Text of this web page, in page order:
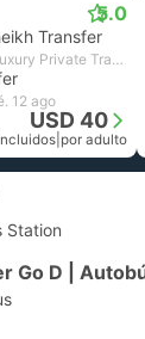
5.0
Transfer
Lujo | Egypt Luxury Private Transfer
12 ago
USD 40
por adulto
Station
Go D |